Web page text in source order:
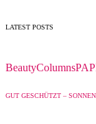
LATEST POSTS
BeautyColumns
GUT GESCHÜTZT –